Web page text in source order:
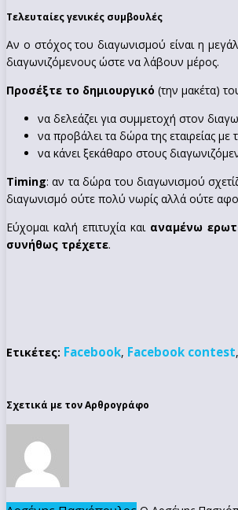
Τελευταίες γενικές συμβουλές
Αν ο στόχος του διαγωνισμού είναι η
διαγωνιζόμενους ώστε να λάβουν μέρος.
Προσέξτε το δημιουργικό (την μακέτα)
να δελεάζει για συμμετοχή στον
να προβάλει τα δώρα της εταιρείας με
να κάνει ξεκάθαρο στους
Timing: αν τα δώρα του διαγωνισμού
διαγωνισμό ούτε πολύ νωρίς αλλά ούτε
Εύχομαι καλή επιτυχία και αναμένω
συνήθως τρέχετε.
Ετικέτες: Facebook, Facebook contest,
Σχετικά με τον Αρθρογράφο